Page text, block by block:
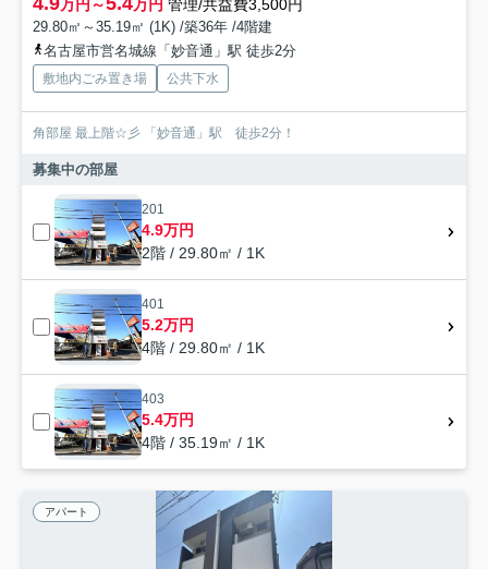
万円～ 万円 管理/共益費3,500円
29.80㎡～35.19㎡ (1K) /築36年 /4階建
名古屋市営名城線「妙音通」駅 徒歩2分
敷地内ごみ置き場 公共下水
角部屋 最上階☆彡 「妙音通」駅 徒歩2分！
募集中の部屋
201
4.9万円
2階 / 29.80㎡ / 1K
401
5.2万円
4階 / 29.80㎡ / 1K
403
5.4万円
4階 / 35.19㎡ / 1K
アパート